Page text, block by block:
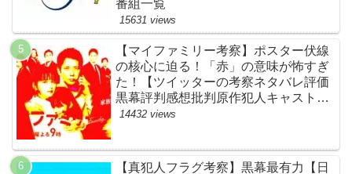
番組一覧
15631 views
【マイファミリー考察】ポスター伏線
の核心に迫る！「赤」の意味が怖すぎ
た！【ツイッターの考察ネタバレ評価
黒幕評判感想批判原作犯人キャスト脚
本あらすじ伏線まとめ】
14432 views
【真犯人フラグ考察】黒幕最有力【日